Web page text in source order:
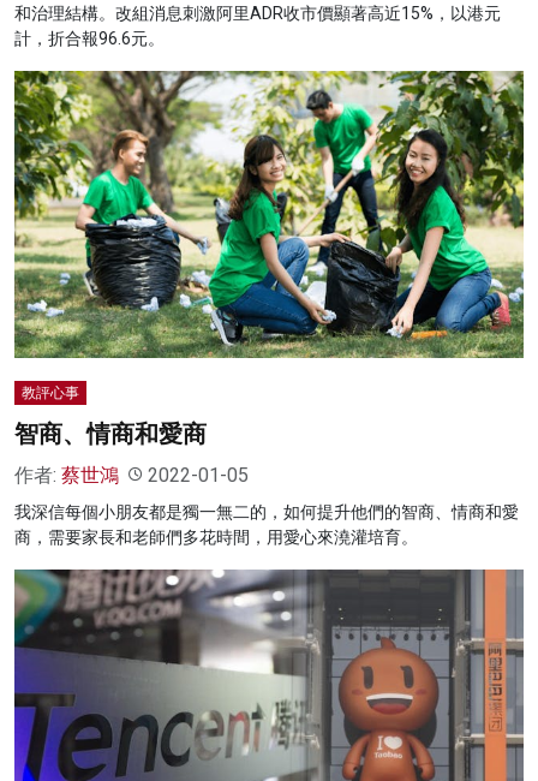
和治理結構。改組消息刺激阿里ADR收市價顯著高近15%，以港元
計，折合報96.6元。
教評心事
智商、情商和愛商
作者: 蔡世鴻 2022-01-05
我深信每個小朋友都是獨一無二的，如何提升他們的智商、情商和愛
商，需要家長和老師們多花時間，用愛心來澆灌培育。